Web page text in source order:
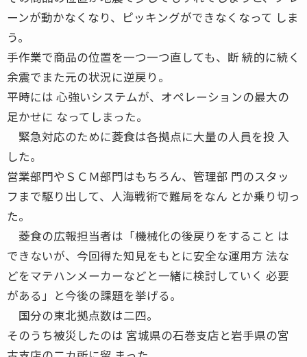
ーンが動かなくなり、ピッキングができなくなって しま
う。
手作業で商品の位置を一つ一つ直しても、断 続的に続く
余震でまた元の状況に逆戻り。
平時には 心強いシステムが、オペレーションの最大の
足かせに なってしまった。
緊急対応のために菱食は各拠点に大量の人員を投 入
した。
営業部門やＳＣＭ部門はもちろん、管理部 門のスタッ
フまで駆り出して、人海戦術で難局をなん とか乗り切っ
た。
菱食の広報担当者は「機械化の後戻りをすること は
できないが、今回得た知見をもとに安全な運用方 法な
どをマテハンメーカーなどと一緒に検討していく 必要
がある」と今後の課題を挙げる。
国分の東北拠点数は二四。
そのうち被災したのは 宮城県の石巻支店と岩手県の宮